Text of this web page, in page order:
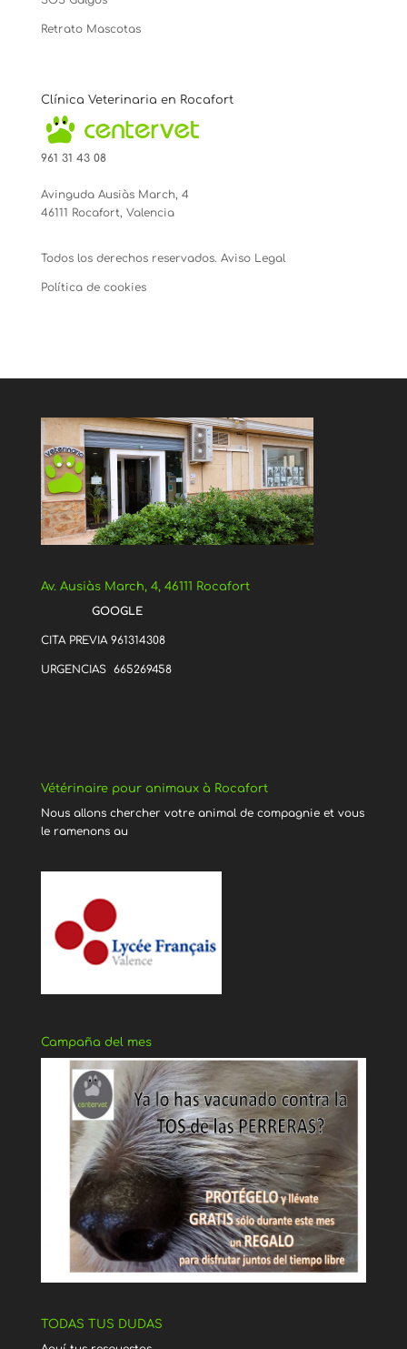
Retrato Mascotas
Clínica Veterinaria en Rocafort
961 31 43 08
Avinguda Ausiàs March, 4
46111 Rocafort, Valencia
Todos los derechos reservados. Aviso Legal
Política de cookies
Av. Ausiàs March, 4, 46111 Rocafort
GOOGLE
CITA PREVIA 961314308
URGENCIAS 665269458
Vétérinaire pour animaux à Rocafort
Nous allons chercher votre animal de compagnie et vous
le ramenons au
Campaña del mes
TODAS TUS DUDAS